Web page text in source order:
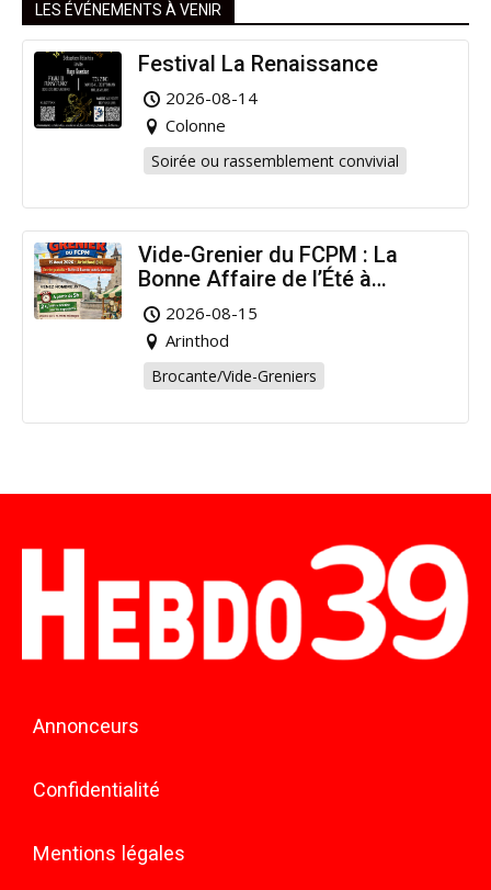
LES ÉVÉNEMENTS À VENIR
Festival La Renaissance
2026-08-14
Colonne
Soirée ou rassemblement convivial
Vide-Grenier du FCPM : La
Bonne Affaire de l’Été à
Arinthod !
2026-08-15
Arinthod
Brocante/Vide-Greniers